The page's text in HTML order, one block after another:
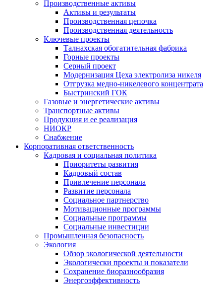
Производственные активы
Активы и результаты
Производственная цепочка
Производственная деятельность
Ключевые проекты
Талнахская обогатительная фабрика
Горные проекты
Серный проект
Модернизация Цеха электролиза никеля
Отгрузка медно-никелевого концентрата
Быстринский ГОК
Газовые и энергетические активы
Транспортные активы
Продукция и ее реализация
НИОКР
Снабжение
Корпоративная ответственность
Кадровая и социальная политика
Приоритеты развития
Кадровый состав
Привлечение персонала
Развитие персонала
Социальное партнерство
Мотивационные программы
Социальные программы
Социальные инвестиции
Промышленная безопасность
Экология
Обзор экологической деятельности
Экологически проекты и показатели
Сохранение биоразнообразия
Энергоэффективность